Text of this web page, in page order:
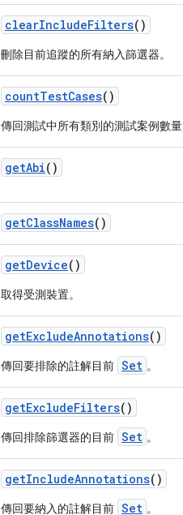
clearIncludeFilters()
刪除目前追蹤的所有納入篩選器。
countTestCases()
傳回測試中所有類別的測試案例數量
getAbi()
getClassNames()
getDevice()
取得受測裝置。
getExcludeAnnotations()
傳回要排除的註解目前 Set 。
getExcludeFilters()
傳回排除篩選器的目前 Set 。
getIncludeAnnotations()
傳回要納入的註解目前 Set 。